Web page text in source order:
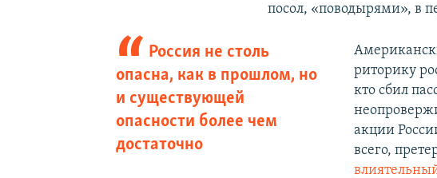
посол, «поводырями», в
Россия не столь
опасна, как в прошлом, но
и существующей
опасности более чем
достаточно
риторику
кто сбил
акции
всего,